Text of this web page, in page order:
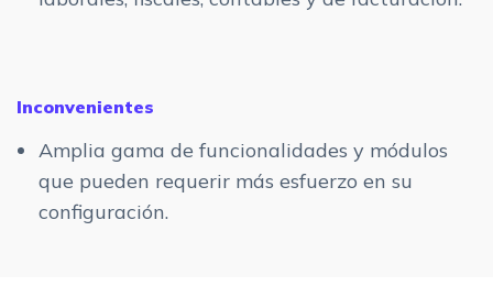
Inconvenientes
Amplia gama de funcionalidades y módulos
que pueden requerir más esfuerzo en su
configuración.